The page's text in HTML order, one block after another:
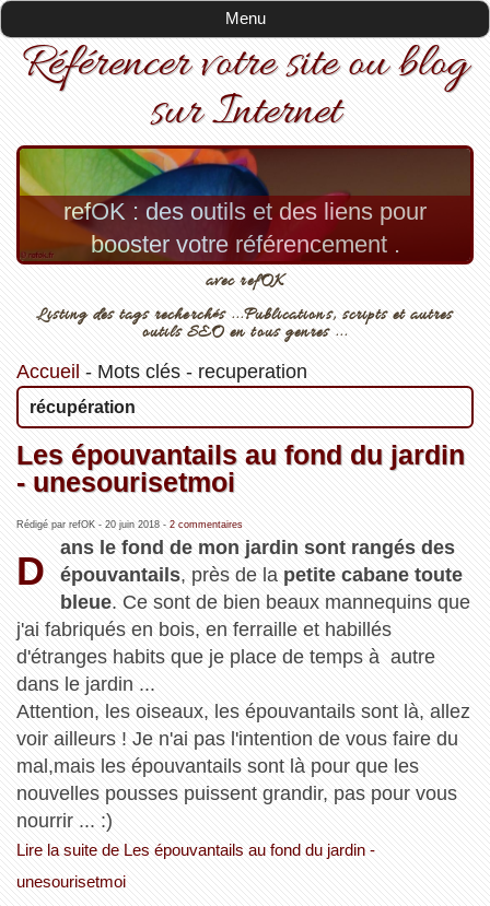
Menu
Référencer votre site ou blog
sur Internet
refOK : des outils et des liens pour
booster votre référencement .
avec refOK
Listing des tags recherchés ...Publications, scripts et autres
outils SEO en tous genres ...
Accueil - Mots clés- recuperation
récupération
Les épouvantails au fond du jardin
- unesourisetmoi
Rédigé par refOK - 20 juin 2018- 2 commentaires
D
ans le fond de mon jardin sont rangés des
épouvantails, près de la petite cabane toute
bleue. Ce sont de bien beaux mannequins que
j'ai fabriqués en bois, en ferraille et habillés
d'étranges habits que je place de temps à autre
dans le jardin ...
Attention, les oiseaux, les épouvantails sont là, allez
voir ailleurs ! Je n'ai pas l'intention de vous faire du
mal,mais les épouvantails sont là pour que les
nouvelles pousses puissent grandir, pas pour vous
nourrir ... :)
Lire la suite de Les épouvantails au fond du jardin -
unesourisetmoi